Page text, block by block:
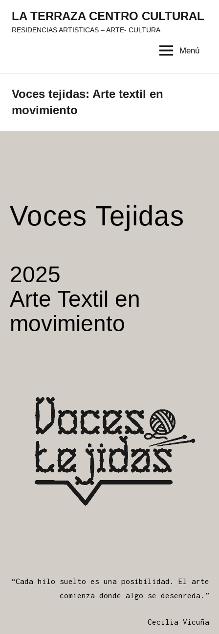
contenido
LA TERRAZA CENTRO CULTURAL
RESIDENCIAS ARTISTICAS – ARTE- CULTURA
Menú
Voces tejidas: Arte textil en
movimiento
Voces Tejidas
2025
Arte Textil en
movimiento
“Cada hilo suelto es una posibilidad. El arte
comienza donde algo se desenreda.”
Cecilia Vicuña